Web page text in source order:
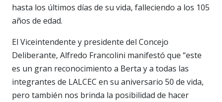
hasta los últimos días de su vida, falleciendo a los 105
años de edad.
El Viceintendente y presidente del Concejo
Deliberante, Alfredo Francolini manifestó que “este
es un gran reconocimiento a Berta y a todas las
integrantes de LALCEC en su aniversario 50 de vida,
pero también nos brinda la posibilidad de hacer